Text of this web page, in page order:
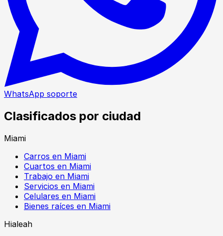
WhatsApp soporte
Clasificados por ciudad
Miami
Carros en Miami
Cuartos en Miami
Trabajo en Miami
Servicios en Miami
Celulares en Miami
Bienes raíces en Miami
Hialeah